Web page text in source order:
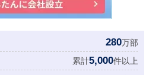
280万部
累計5,000件以上